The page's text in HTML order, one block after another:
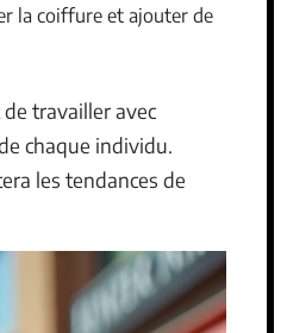
la coiffure et ajouter de
de travailler avec
chaque individu.
les tendances de